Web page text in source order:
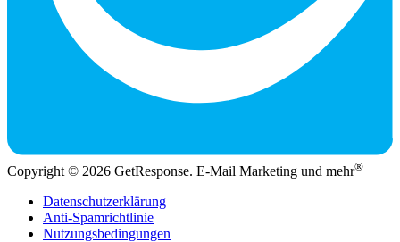
Copyright © 2026 GetResponse. E-Mail Marketing und mehr®
Datenschutzerklärung
Anti-Spamrichtlinie
Nutzungsbedingungen